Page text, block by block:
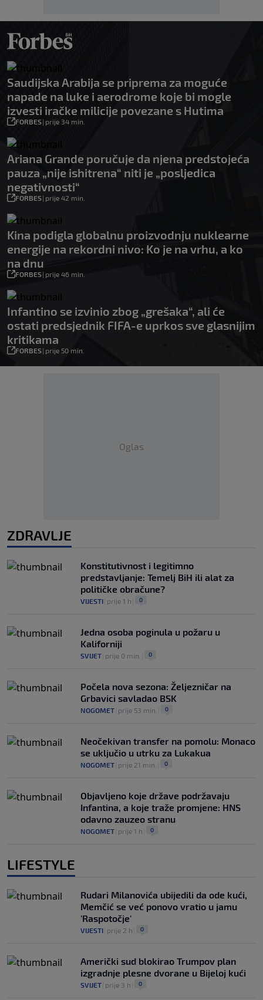
Saudijska Arabija se priprema za moguće
napade na luke i aerodrome koje bi mogle
izvesti iračke milicije povezane s Hutima
FORBES| prije 34 min.
Ariana Grande poručuje da njena predstojeća
pauza „nije ishitrena“ niti je „posljedica
negativnosti“
FORBES| prije 42 min.
Kina podigla globalnu proizvodnju nuklearne
energije na rekordni nivo: Ko je na vrhu, a ko
na dnu
FORBES| prije 46 min.
Infantino se izvinio zbog „grešaka“, ali će
ostati predsjednik FIFA-e uprkos sve glasnijim
kritikama
FORBES| prije 50 min.
Oglas
ZDRAVLJE
Konstitutivnost i legitimno
predstavljanje: Temelj BiH ili alat za
političke obračune?
VIJESTI prije 1 h 0
Jedna osoba poginula u požaru u
Kaliforniji
SVIJET prije 0 min. 0
Počela nova sezona: Željezničar na
Grbavici savladao BSK
NOGOMET prije 53 min. 0
Neočekivan transfer na pomolu: Monaco
se uključio u utrku za Lukakua
NOGOMET prije 21 min. 0
Objavljeno koje države podržavaju
Infantina, a koje traže promjene: HNS
odavno zauzeo stranu
NOGOMET prije 1 h 0
LIFESTYLE
Rudari Milanovića ubijedili da ode kući,
Memčić se već ponovo vratio u jamu
'Raspotočje'
VIJESTI prije 2 h 0
Američki sud blokirao Trumpov plan
izgradnje plesne dvorane u Bijeloj kući
SVIJET prije 3 h 0